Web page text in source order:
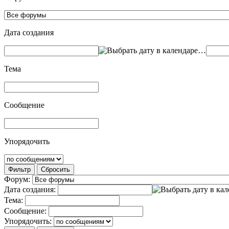
Дата создания
…
Тема
Сообщение
Упорядочить
Фильтр Сбросить
Форум:
Дата создания:
Тема:
Сообщение:
Упорядочить: